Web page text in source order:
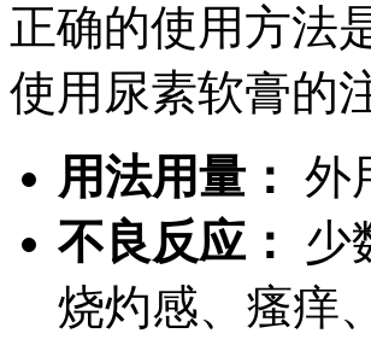
正确的使用方法
使用尿素软膏的
用法用量： 外
不良反应：
少
烧灼感、瘙痒